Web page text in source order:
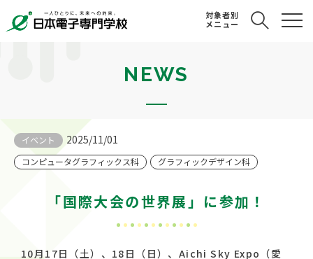
対象者別
メニュー
NEWS
イベント 2025/11/01
コンピュータグラフィックス科 グラフィックデザイン科
「国際大会の世界展」に参加！
10月17日（土）、18日（日）、Aichi Sky Expo（愛